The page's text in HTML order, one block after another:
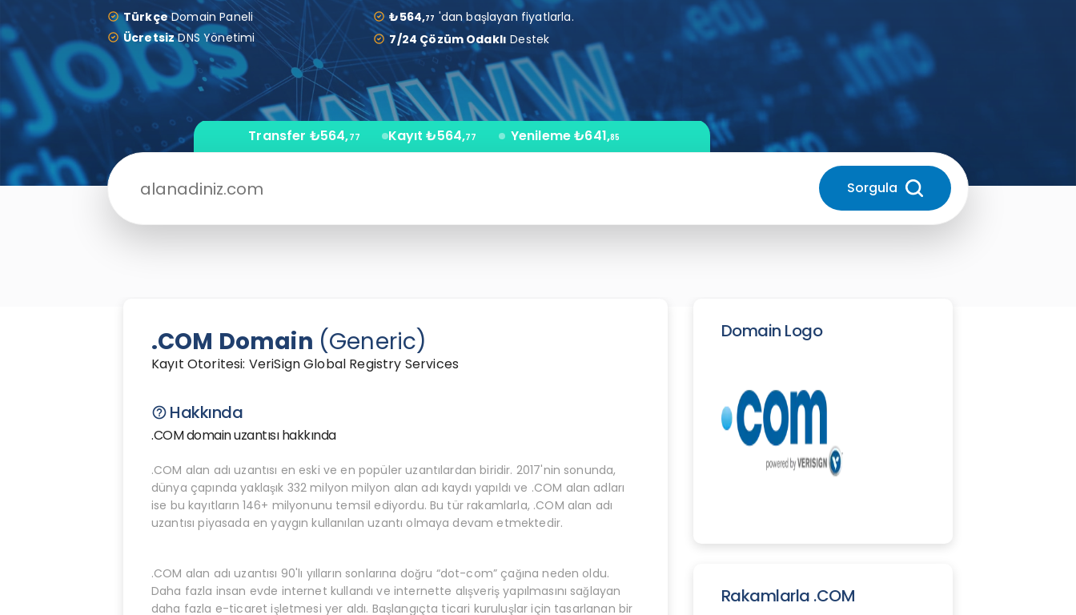
TürkçeDomain Paneli
ÜcretsizDNS Yönetimi
₺564,77 'dan başlayan fiyatlarla.
7/24 Çözüm Odaklı Destek
Transfer ₺564,77 Kayıt₺564,77 Yenileme₺641,85
Sorgula
.COM Domain (Generic)
Kayıt Otoritesi: VeriSign Global Registry Services
help_outline Hakkında
.COM domain uzantısı hakkında
.COM alan adı uzantısı en eski ve en popüler uzantılardan biridir. 2017'nin sonunda,
dünya çapında yaklaşık 332 milyon milyon alan adı kaydı yapıldı ve .COM alan adları
ise bu kayıtların 146+ milyonunu temsil ediyordu. Bu tür rakamlarla, .COM alan adı
uzantısı piyasada en yaygın kullanılan uzantı olmaya devam etmektedir.
.COM alan adı uzantısı 90'lı yılların sonlarına doğru “dot-com” çağına neden oldu.
Daha fazla insan evde internet kullandı ve internette alışveriş yapılmasını sağlayan
daha fazla e-ticaret işletmesi yer aldı. Başlangıçta ticari kuruluşlar için tasarlanan bir
Domain Logo
Rakamlarla .COM